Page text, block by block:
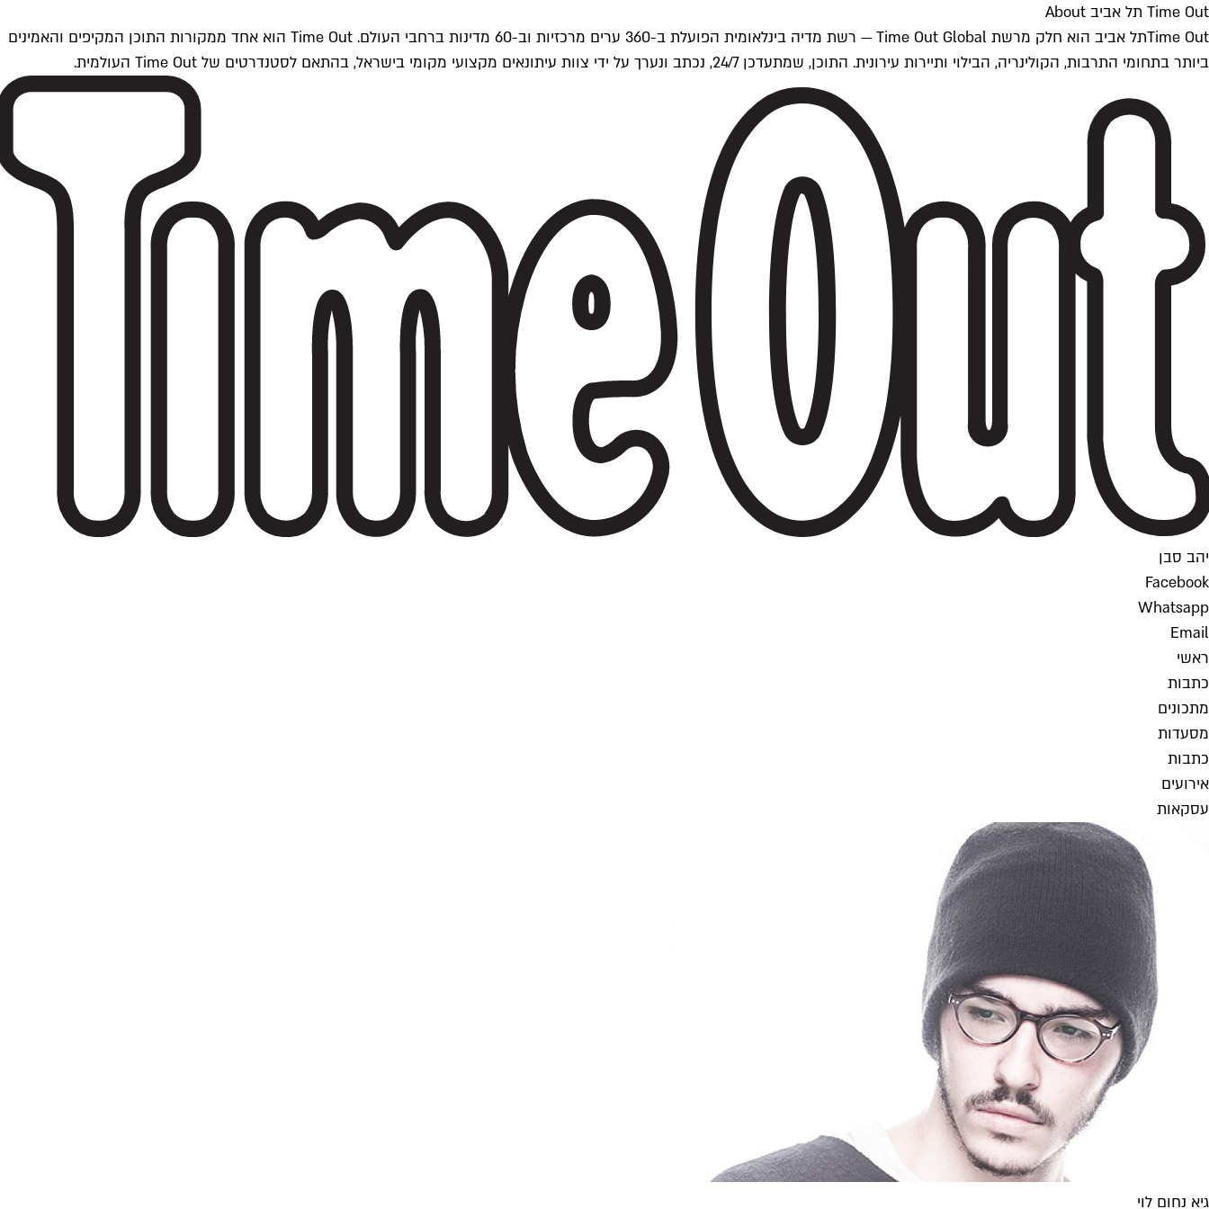
Time Out תל אביב About
Time Outתל אביב הוא חלק מרשת Time Out Global — רשת מדיה בינלאומית הפועלת ב-360 ערים מרכזיות וב-60 מדינות ברחבי העולם. Time Out הוא אחד ממקורות התוכן המקיפים והאמינים
ביותר בתחומי התרבות, הקולינריה, הבילוי ותיירות עירונית. התוכן, שמתעדכן 24/7, נכתב ונערך על ידי צוות עיתונאים מקצועי מקומי בישראל, בהתאם לסטנדרטים של Time Out העולמית.
יהב סבן
Facebook
Whatsapp
Email
ראשי
כתבות
מתכונים
מסעדות
כתבות
אירועים
עסקאות
גיא נחום לוי